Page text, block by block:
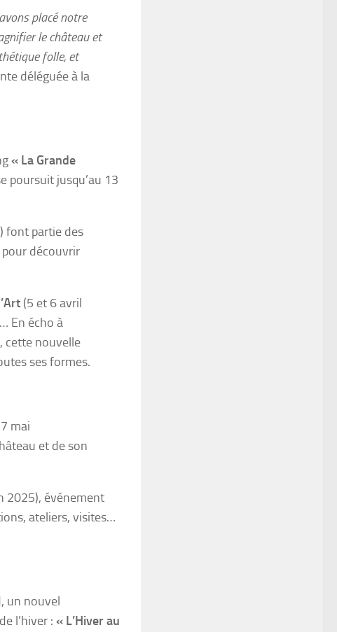
placé notre
le château et
folle, et
déléguée à la
« La Grande
poursuit jusqu’au 13
font partie des
découvrir
(5 et 6 avril
En écho à
cette nouvelle
ses formes.
mai
et de son
2025), événement
ateliers, visites…
un nouvel
l’hiver : « L’Hiver au